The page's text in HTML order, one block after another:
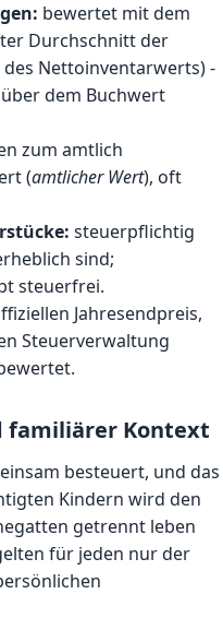
bewertet mit dem
Durchschnitt der
Nettoinventarwerts) -
dem Buchwert
zum amtlich
(amtlicher Wert), oft
steuerpflichtig
sind;
steuerfrei.
Jahresendpreis,
Steuerverwaltung
familiärer Kontext
besteuert, und das
Kindern wird den
getrennt leben
für jeden nur der